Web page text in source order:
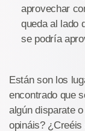
aprovechar
queda al lado
se podría
Están son los
encontrado que
algún disparate
opináis?